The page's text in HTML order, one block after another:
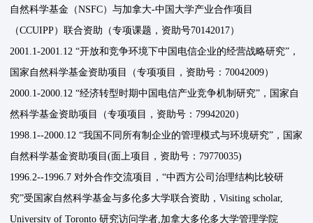
自然科学基金（NSFC）与加拿大-中国大学产业合作项目
（CCUIPP）联合资助（专项课题，资助号70142017）
2001.1-2001.12 “开放和竞争环境下中国电信企业的经营战略研究”，
国家自然科学基金资助项目（专项项目，资助号：70042009）
2000.1-2000.12 “经济转型时期中国电信产业竞争机制研究”，国家自
然科学基金资助项目（专项项目，资助号：79942020）
1998.1--2000.12 “我国不同所有制企业的管理模式与环境研究”，国家
自然科学基金资助项目(面上项目，资助号：79770035)
1996.2--1996.7 对外合作交流项目，“中西方公司治理结构比较研
究”受国家自然科学基金与多伦多大学联合资助，Visiting scholar,
University of Toronto 研究访问学者,加拿大多伦多大学管理学院